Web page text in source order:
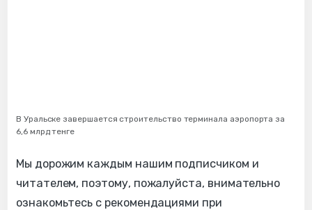
В Уральске завершается строительство терминала аэропорта за
6,6 млрд тенге
Мы дорожим каждым нашим подписчиком и
читателем, поэтому, пожалуйста, внимательно
ознакомьтесь с рекомендациями при